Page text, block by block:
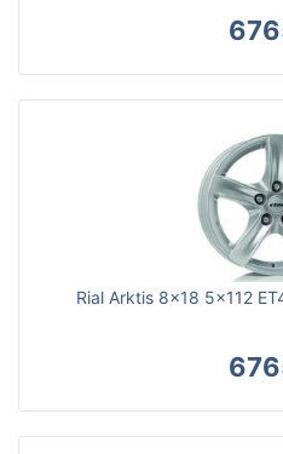
Rial Arktis 8x18 5x112